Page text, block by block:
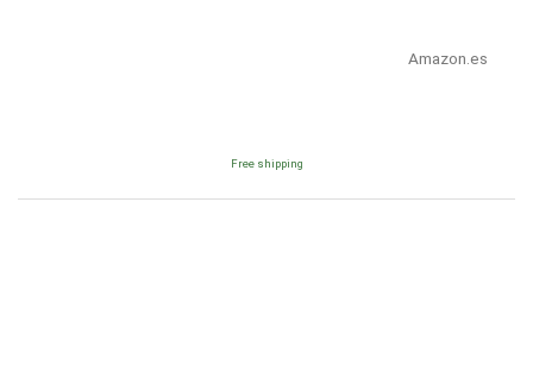
Amazon.es
Free shipping